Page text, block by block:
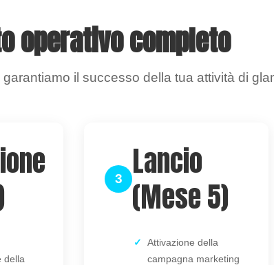
operativo completo
il successo della tua attività di
della
3
Lancio
(Mese 5)
Attivazione della
campagna marketing